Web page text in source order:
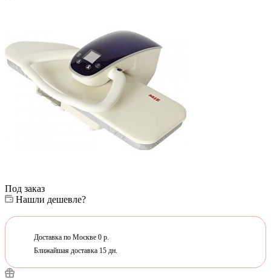
Под заказ
Нашли дешевле?
Доставка по Москве 0 р.
Ближайшая доставка 15 дн.